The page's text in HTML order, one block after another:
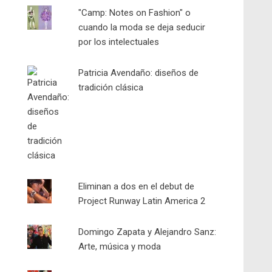
"Camp: Notes on Fashion" o
cuando la moda se deja seducir
por los intelectuales
Patricia Avendaño: diseños de
tradición clásica
Eliminan a dos en el debut de
Project Runway Latin America 2
Domingo Zapata y Alejandro Sanz:
Arte, música y moda